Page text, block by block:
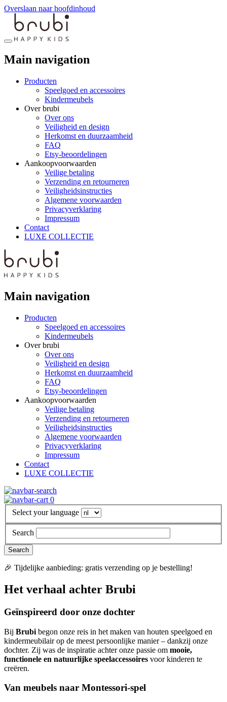
Overslaan naar hoofdinhoud
Main navigation
Producten
Speelgoed en accessoires
Kindermeubels
Over brubi
Over ons
Veiligheid en design
Herkomst en duurzaamheid
FAQ
Etsy-beoordelingen
Aankoopvoorwaarden
Veilige betaling
Verzending en retourneren
Veiligheidsinstructies
Algemene voorwaarden
Privacyverklaring
Impressum
Contact
LUXE COLLECTIE
Main navigation
Producten
Speelgoed en accessoires
Kindermeubels
Over brubi
Over ons
Veiligheid en design
Herkomst en duurzaamheid
FAQ
Etsy-beoordelingen
Aankoopvoorwaarden
Veilige betaling
Verzending en retourneren
Veiligheidsinstructies
Algemene voorwaarden
Privacyverklaring
Impressum
Contact
LUXE COLLECTIE
0
Select your language
Search
🎉 Tijdelijke aanbieding: gratis verzending op je bestelling!
Het verhaal achter Brubi
Geïnspireerd door onze dochter
Bij Brubi begon onze reis in het maken van houten speelgoed en
kindermeubilair op de meest persoonlijke manier – dankzij onze
dochter. Zij was de inspiratie achter onze passie om mooie,
functionele en natuurlijke speelaccessoires voor kinderen te
creëren.
Van meubels naar Montessori-spel